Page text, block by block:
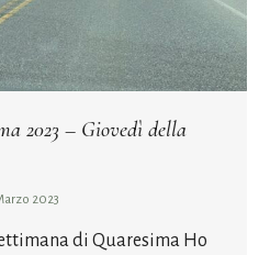
2023 – Giovedì della
2023
di Quaresima Ho